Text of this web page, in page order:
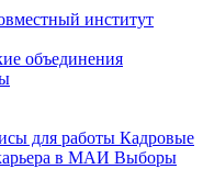
институт
объединения
для работы Кадровые
в МАИ Выборы